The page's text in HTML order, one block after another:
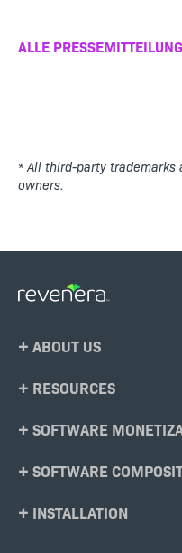
ALLE
* All third-party
owners.
Footer
ABOUT US
RESOURCES
SOFTWARE
SOFTWARE
INSTALLATION